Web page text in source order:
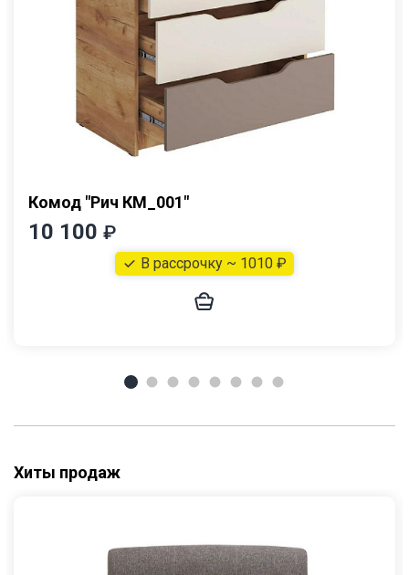
Комод "Рич КМ_001"
10 100 ₽
В рассрочку ~ 1010 ₽
Хиты продаж